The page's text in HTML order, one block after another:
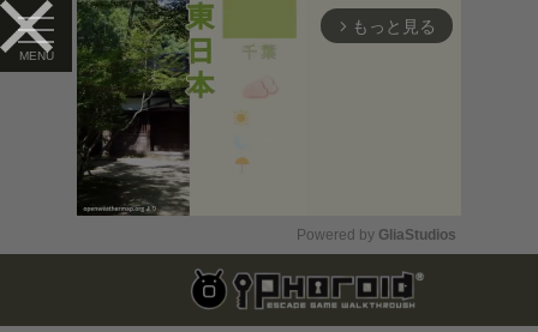
arrow_forward_ios もっと見る
Mute
Powered by GliaStudios